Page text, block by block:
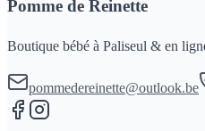
Pomme de Reinette
Boutique bébé à Paliseul & en
pommedereinette@outlook.be